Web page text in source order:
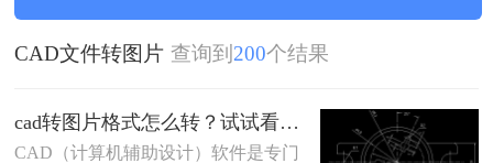
CAD文件转图片 查询到 200个结果
cad转图片格式怎么转？试试看这三个方法！
CAD（计算机辅助设计）软件是专门